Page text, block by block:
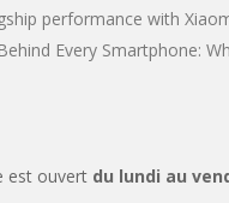
performance with
Every Smartphone:
est ouvert du lundi au